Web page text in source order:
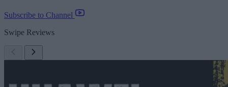
Subscribe to Channel
Swipe Reviews